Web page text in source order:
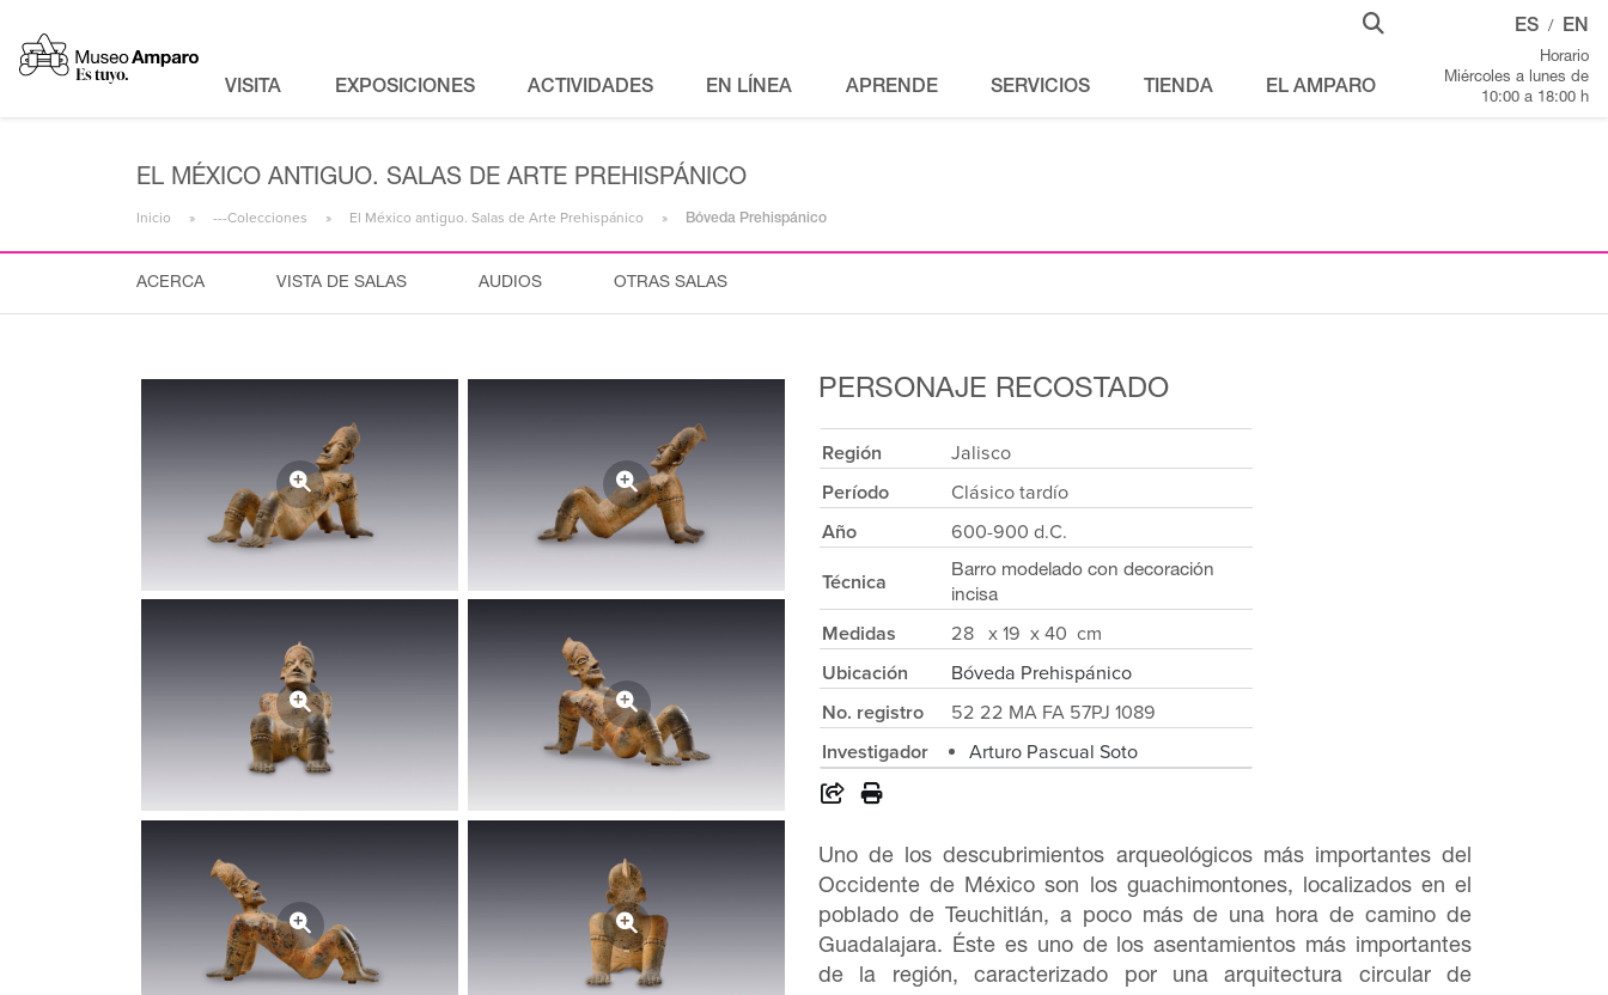
VISITA EXPOSICIONES ACTIVIDADES EN LÍNEA APRENDE SERVICIOS TIENDA EL AMPARO
ES / EN
Horario
Miércoles a lunes de
10:00 a 18:00 h
EL MÉXICO ANTIGUO. SALAS DE ARTE PREHISPÁNICO
Inicio ---Colecciones El México antiguo. Salas de Arte Prehispánico Bóveda Prehispánico
ACERCA VISTA DE SALAS AUDIOS OTRAS SALAS
PERSONAJE RECOSTADO
Región
Jalisco
Período
Clásico tardío
Año
600-900 d.C.
Técnica
Barro modelado con decoración
incisa
Medidas
28 x 19 x 40 cm
Ubicación
Bóveda Prehispánico
No. registro
52 22 MA FA 57PJ 1089
Investigador
Arturo Pascual Soto
Uno de los descubrimientos arqueológicos más importantes del
Occidente de México son los guachimontones, localizados en el
poblado de Teuchitlán, a poco más de una hora de camino de
Guadalajara. Éste es uno de los asentamientos más importantes
de la región, caracterizado por una arquitectura circular de